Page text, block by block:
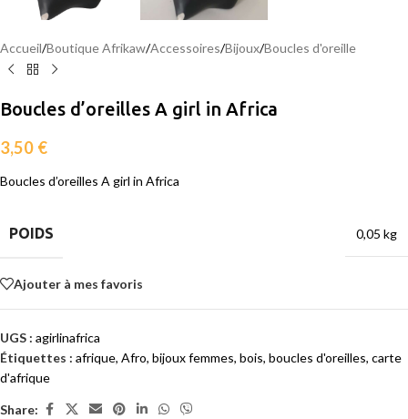
Accueil/Boutique Afrikaw/Accessoires/Bijoux/Boucles d'oreille
Boucles d’oreilles A girl in Africa
3,50 €
Boucles d’oreilles A girl in Africa
POIDS 0,05 kg
Ajouter à mes favoris
UGS : agirlinafrica
Étiquettes : afrique, Afro, bijoux femmes, bois, boucles d'oreilles, carte
d'afrique
Share: